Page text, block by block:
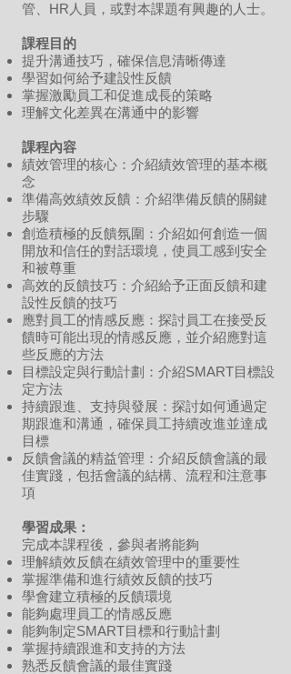
管、HR人員，或對本課題有興趣的人士。
課程目的
提升溝通技巧，確保信息清晰傳達
學習如何給予建設性反饋
掌握激勵員工和促進成長的策略
理解文化差異在溝通中的影響
課程內容
績效管理的核心：介紹績效管理的基本概
念
準備高效績效反饋：介紹準備反饋的關鍵
步驟
創造積極的反饋氛圍：介紹如何創造一個
開放和信任的對話環境，使員工感到安全
和被尊重
高效的反饋技巧：介紹給予正面反饋和建
設性反饋的技巧
應對員工的情感反應：探討員工在接受反
饋時可能出現的情感反應，並介紹應對這
些反應的方法
目標設定與行動計劃：介紹SMART目標設
定方法
持續跟進、支持與發展：探討如何通過定
期跟進和溝通，確保員工持續改進並達成
目標
反饋會議的精益管理：介紹反饋會議的最
佳實踐，包括會議的結構、流程和注意事
項
學習成果：
完成本課程後，參與者將能夠
理解績效反饋在績效管理中的重要性
掌握準備和進行績效反饋的技巧
學會建立積極的反饋環境
能夠處理員工的情感反應
能夠制定SMART目標和行動計劃
掌握持續跟進和支持的方法
熟悉反饋會議的最佳實踐